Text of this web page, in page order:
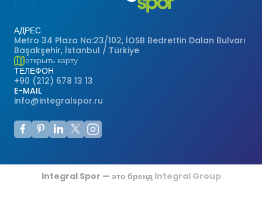
АДРЕС
Metro 34 Plaza No:23/102, İOSB Bedrettin Dalan Bulvarı
Başakşehir, İstanbul / Türkiye
открыть карту
ТЕЛЕФОН
+90 (212) 678 13 13
E-MAIL
info@integralspor.ru
Integral Spor — это бренд Integral Group